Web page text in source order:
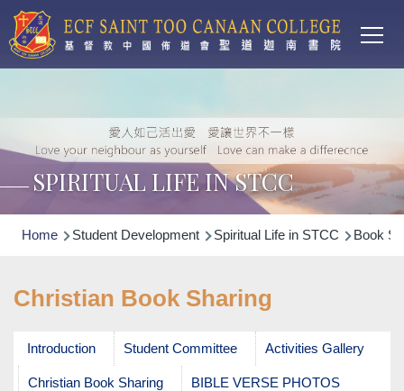
Skip to main content
SPIRITUAL LIFE IN STCC
Breadcrumb
Home Student Development Spiritual Life in STCC Book
Christian Book Sharing
Introduction Student Committee Activities Gallery
Christian Book Sharing BIBLE VERSE PHOTOS